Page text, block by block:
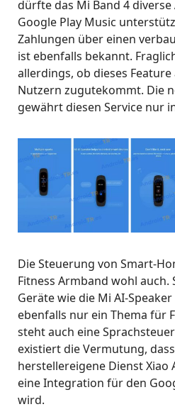
dürfte das Mi Band 4
Google Play Music
Zahlungen über einen
ist ebenfalls bekannt.
allerdings, ob dieses
Nutzern zugutekommt. Die
gewährt diesen Service nur
Die Steuerung von Smart-
Fitness Armband wohl
Geräte wie die Mi AI-
ebenfalls nur ein Thema für
steht auch eine
existiert die Vermutung,
herstellereigene Dienst Xiao
eine Integration für den
wird.